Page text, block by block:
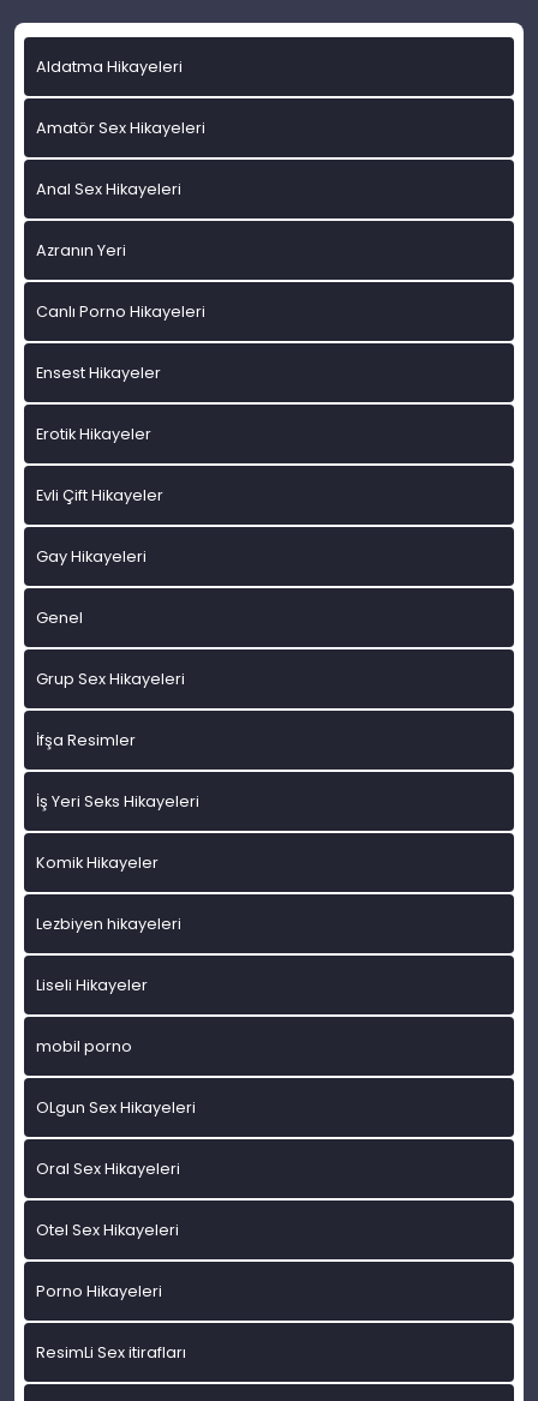
Aldatma Hikayeleri
Amatör Sex Hikayeleri
Anal Sex Hikayeleri
Azranın Yeri
Canlı Porno Hikayeleri
Ensest Hikayeler
Erotik Hikayeler
Evli Çift Hikayeler
Gay Hikayeleri
Genel
Grup Sex Hikayeleri
İfşa Resimler
İş Yeri Seks Hikayeleri
Komik Hikayeler
Lezbiyen hikayeleri
Liseli Hikayeler
mobil porno
OLgun Sex Hikayeleri
Oral Sex Hikayeleri
Otel Sex Hikayeleri
Porno Hikayeleri
ResimLi Sex itirafları